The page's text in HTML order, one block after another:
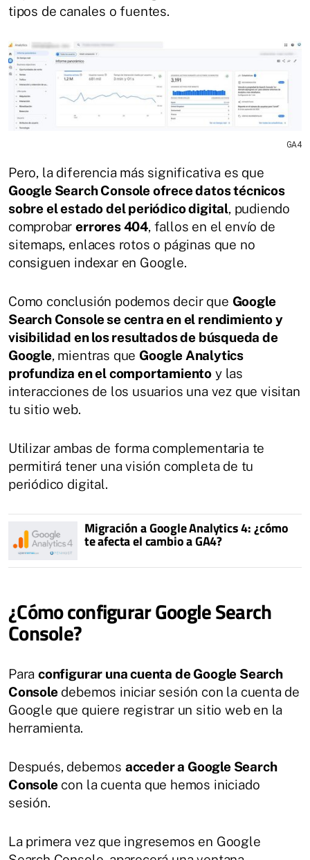
tipos de canales o fuentes.
GA4
Pero, la diferencia más significativa es que
Google Search Console ofrece datos técnicos
sobre el estado del periódico digital, pudiendo
comprobarerrores 404, fallos en el envío de
sitemaps, enlaces rotos o páginas que no
consiguen indexar en Google.
Como conclusión podemos decir que Google
Search Console se centra en el rendimiento y
visibilidad en los resultados de búsqueda de
Google, mientras que Google Analytics
profundiza en el comportamiento y las
interacciones de los usuarios una vez que visitan
tu sitio web.
Utilizar ambas de forma complementaria te
permitirá tener una visión completa de tu
periódico digital.
Migración a Google Analytics 4: ¿cómo
te afecta el cambio a GA4?
¿Cómo configurar Google Search
Console?
Paraconfigurar una cuenta de Google Search
Consoledebemos iniciar sesión con la cuenta de
Google que quiere registrar un sitio web en la
herramienta.
Después, debemos acceder a Google Search
Consolecon la cuenta que hemos iniciado
sesión.
La primera vez que ingresemos en Google